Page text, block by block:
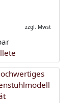
zzgl. Mwst